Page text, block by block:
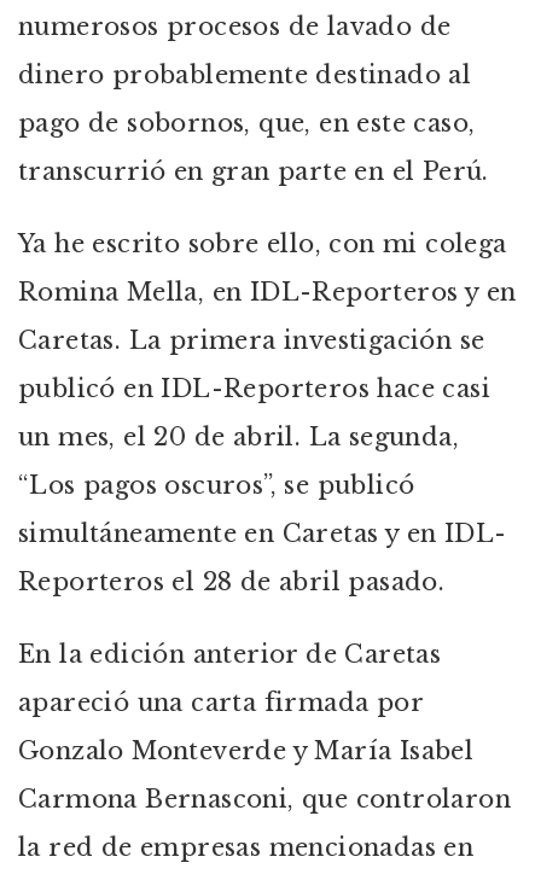
numerosos procesos de lavado de
dinero probablemente destinado al
pago de sobornos, que, en este caso,
transcurrió en gran parte en el Perú.
Ya he escrito sobre ello, con mi colega
Romina Mella, en IDL-Reporteros y en
Caretas. La primera investigación se
publicó en IDL-Reporteros hace casi
un mes, el 20 de abril. La segunda,
“Los pagos oscuros”, se publicó
simultáneamente en Caretas y en IDL-
Reporteros el 28 de abril pasado.
En la edición anterior de Caretas
apareció una carta firmada por
Gonzalo Monteverde y María Isabel
Carmona Bernasconi, que controlaron
la red de empresas mencionadas en